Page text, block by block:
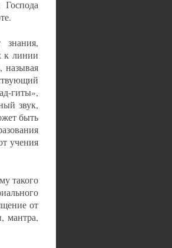
к линии
называя
гиты»,
звук,
быть
учения
такого
от
мантра,